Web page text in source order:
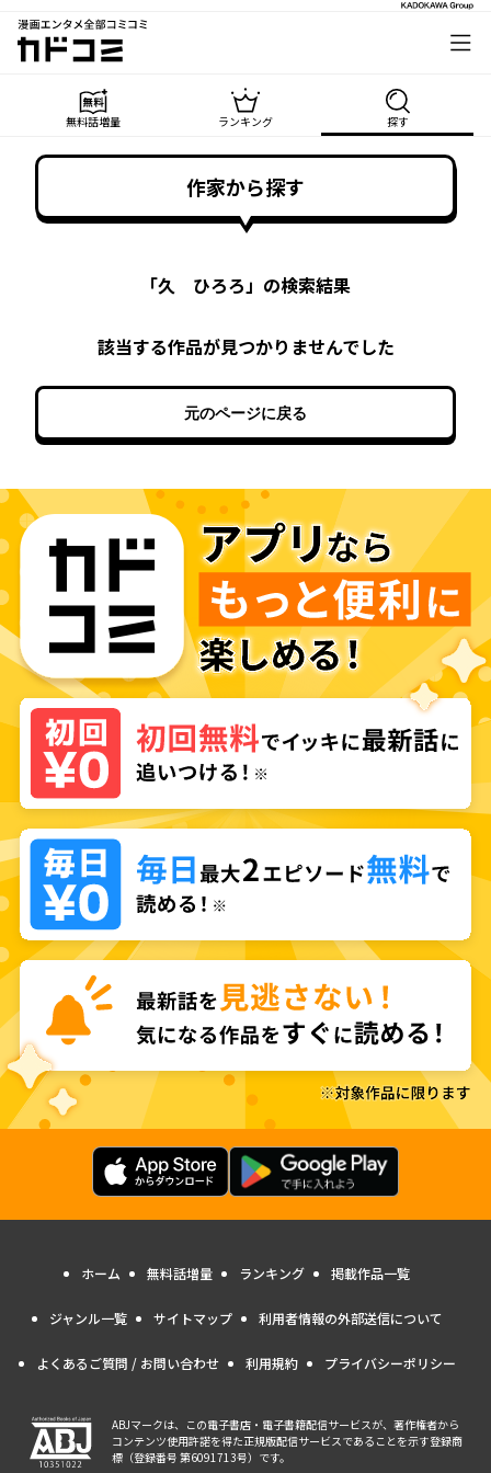
漫画エンタメ全部コミコミ
カドコミ
無料話増量 ランキング 探す
作家から探す
「久 ひろろ」の検索結果
該当する作品が見つかりませんでした
元のページに戻る
ホーム 無料話増量 ランキング 掲載作品一覧
ジャンル一覧 サイトマップ 利用者情報の外部送信について
よくあるご質問 / お問い合わせ 利用規約 プライバシーポリシー
ABJマークは、この電子書店・電子書籍配信サービスが、著作権者から
コンテンツ使用許諾を得た正規版配信サービスであることを示す登録商
標（登録番号 第6091713号）です。